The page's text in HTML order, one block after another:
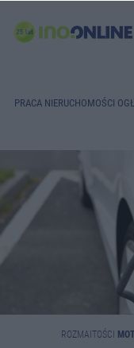
PRACA NIERUCHOMOŚCI
ROZMAITOŚCI